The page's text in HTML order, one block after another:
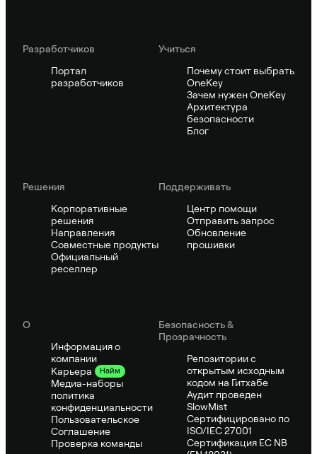
Pазработчиков
Портал
разработчиков
Учиться
Почему стоит выбрать
OneKey
Зачем нужен OneKey
Архитектура
безопасности
Блог
Решения
Корпоративные
решения
Направления
Совместные продукты
Официальный
реселлер
Поддерживать
Центр помощи
Отправить запрос
Обновление
прошивки
О
Информация о
компании
Карьера
Найм
Медиа-наборы
политика
конфиденциальности
Пользовательское
Соглашение
Проверка команды
Безопасность &
Прозрачность
Репозитории с
открытым исходным
кодом на Гитхабе
Аудит проведен
SlowMist
Сертифицировано по
ISO/IEC 27001
Сертификация ЕС NB